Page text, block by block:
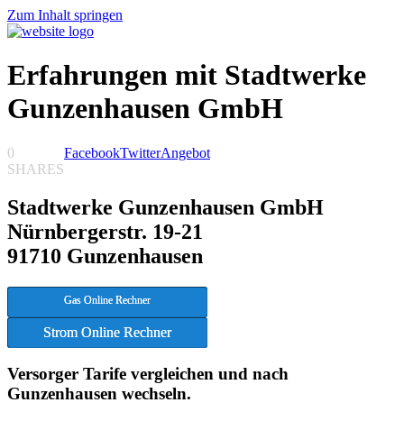
Zum Inhalt springen
Erfahrungen mit Stadtwerke
Gunzenhausen GmbH
0
SHARES
FacebookTwitterAngebot
Stadtwerke Gunzenhausen GmbH
Nürnbergerstr. 19-21
91710 Gunzenhausen
Gas Online Rechner
Strom Online Rechner
Versorger Tarife vergleichen und nach
Gunzenhausen wechseln.